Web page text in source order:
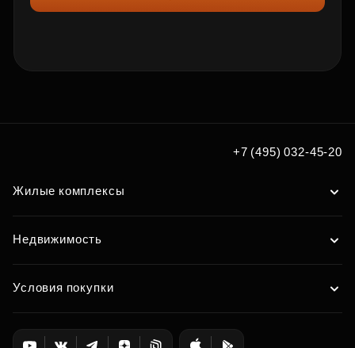
+7 (495) 032-45-20
Жилые комплексы
Недвижимость
Условия покупки